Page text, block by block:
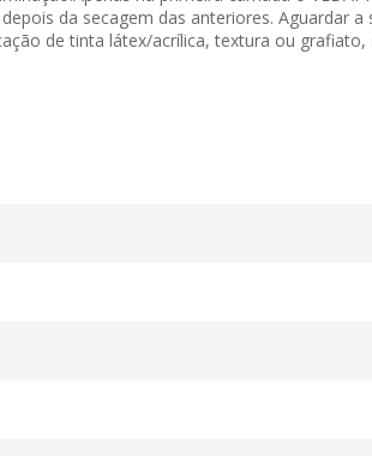
da secagem das anteriores. Aguardar a
de tinta látex/acrílica, textura ou grafiato,